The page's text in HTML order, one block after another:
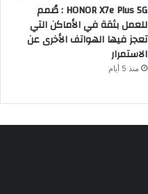
HONOR X7e Plus 5G : صُمم
للعمل بثقة في الأماكن التي
تعجز فيها الهواتف الأخرى عن
الاستمرار
منذ 5 أيام